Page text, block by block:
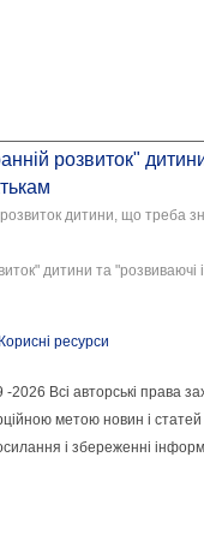
розвиток"
дитини, що треба
дитини та "розвиваючі
Корисні ресурси
Всі авторські права
метою новин і
і збереженні